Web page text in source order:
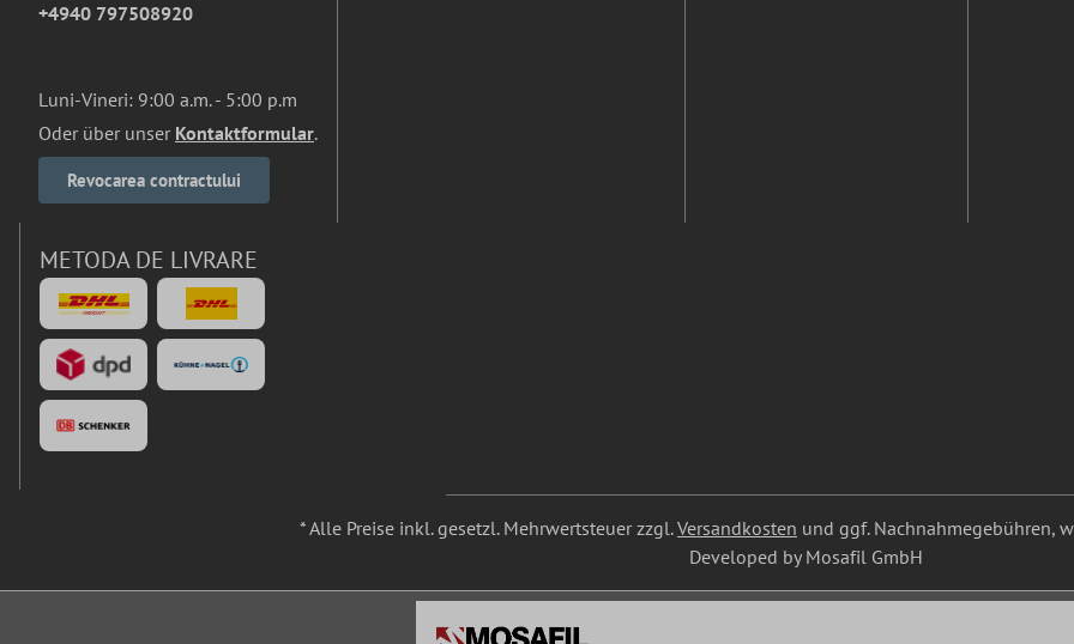
+4940 797508920
Luni-Vineri: 9:00 a.m. - 5:00 p.m
Oder über unser Kontaktformular.
Revocarea contractului
METODA DE LIVRARE
* Alle Preise inkl. gesetzl. Mehrwertsteuer zzgl.Versandkosten und ggf. Nachnahmegebühren,
Developed by Mosafil GmbH